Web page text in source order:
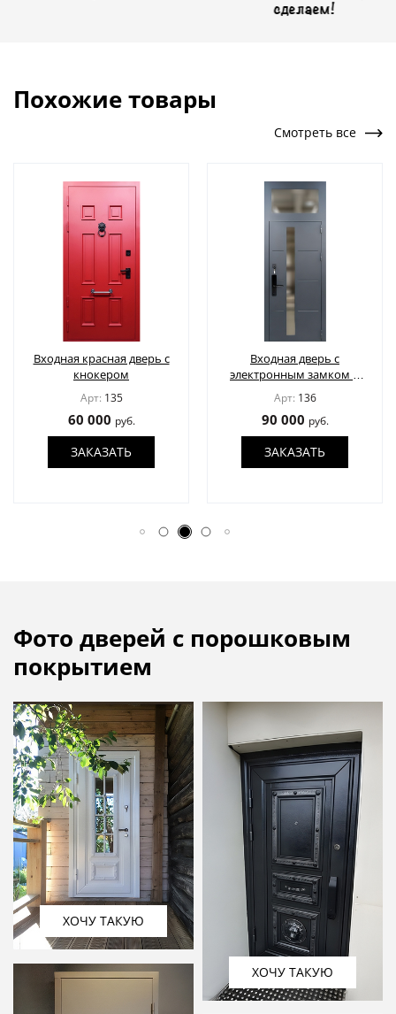
Похожие товары
Смотреть все
Входная красная дверь с
кнокером
Арт: 135
60 000 руб.
ЗАКАЗАТЬ
Входная дверь с
электронным замком и
Арт: 136
90 000 руб.
ЗАКАЗАТЬ
Фото дверей с порошковым
покрытием
ХОЧУ ТАКУЮ
ХОЧУ ТАКУЮ